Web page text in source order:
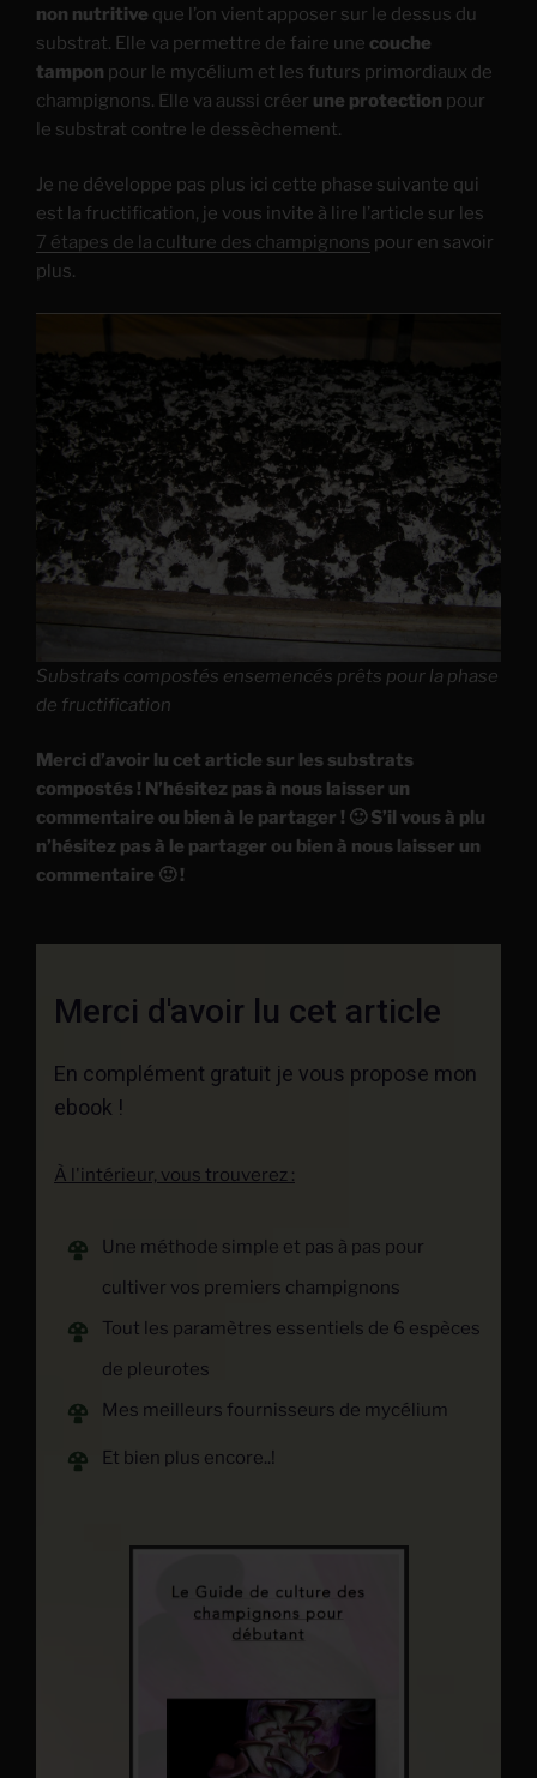
non nutritive que l’on vient apposer sur le dessus du
substrat. Elle va permettre de faire une couche
tampon pour le mycélium et les futurs primordiaux de
champignons. Elle va aussi créer une protection pour
le substrat contre le dessèchement.
Je ne développe pas plus ici cette phase suivante qui
est la fructification, je vous invite à lire l’article sur les
7 étapes de la culture des champignons pour en savoir
plus.
Substrats compostés ensemencés prêts pour la phase
de fructification
Merci d’avoir lu cet article sur les substrats
compostés ! N’hésitez pas à nous laisser un
commentaire ou bien à le partager ! 🙂 S’il vous à plu
n’hésitez pas à le partager ou bien à nous laisser un
commentaire 🙂 !
Merci d'avoir lu cet article
En complément gratuit je vous propose mon
ebook !
À l'intérieur, vous trouverez :
Une méthode simple et pas à pas pour
cultiver vos premiers champignons
Tout les paramètres essentiels de 6 espèces
de pleurotes
Mes meilleurs fournisseurs de mycélium
Et bien plus encore..!